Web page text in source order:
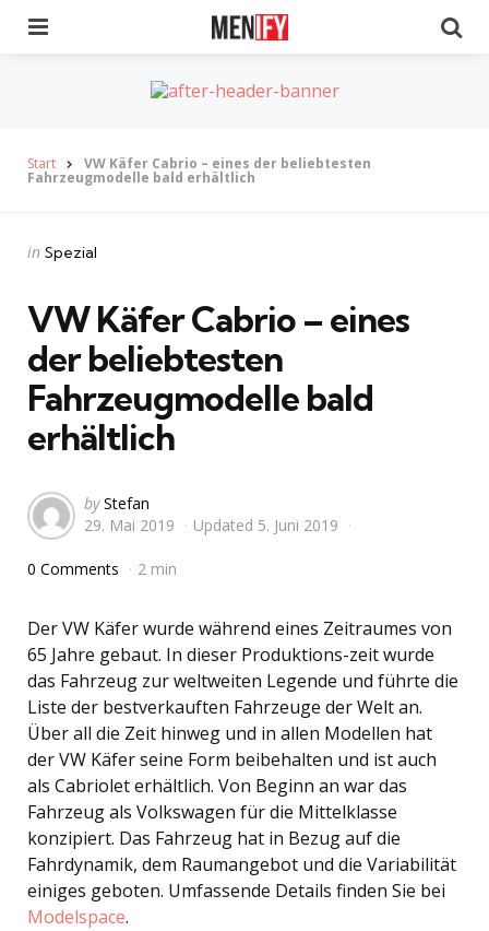
Start VW Käfer Cabrio – eines der beliebtesten
Fahrzeugmodelle bald erhältlich
Categories
Posted
in Spezial
VW Käfer Cabrio – eines
der beliebtesten
Fahrzeugmodelle bald
erhältlich
Posted
by
by Stefan
29. Mai 2019
Updated 5. Juni 2019
0 Comments 2 min
Der VW Käfer wurde während eines Zeitraumes von
65 Jahre gebaut. In dieser Produktions-zeit wurde
das Fahrzeug zur weltweiten Legende und führte die
Liste der bestverkauften Fahrzeuge der Welt an.
Über all die Zeit hinweg und in allen Modellen hat
der VW Käfer seine Form beibehalten und ist auch
als Cabriolet erhältlich. Von Beginn an war das
Fahrzeug als Volkswagen für die Mittelklasse
konzipiert. Das Fahrzeug hat in Bezug auf die
Fahrdynamik, dem Raumangebot und die Variabilität
einiges geboten. Umfassende Details finden Sie bei
Modelspace.